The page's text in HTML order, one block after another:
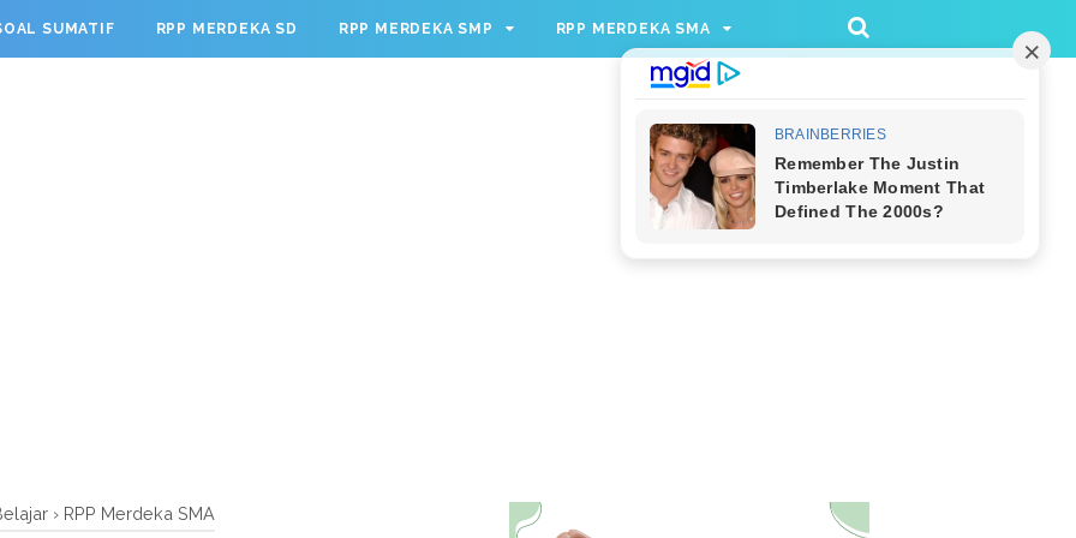
{ googletag.defineSlot('/23209888932/rppmer', [336, 280], 'div-gpt-ad-1733174991559-
googletag.enableServices(); });
SUMATIF RPP MERDEKA SD RPP MERDEKA SMP RPP MERDEKA SMA
› RPP Merdeka SMA